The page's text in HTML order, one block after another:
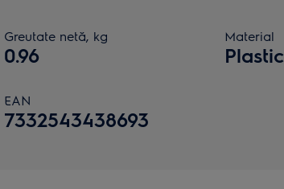
Greutate netă, kg
0.96
Material
Plastic
EAN
7332543438693